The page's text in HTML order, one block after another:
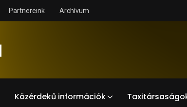
Partnereink Archívum
Közérdekű információk